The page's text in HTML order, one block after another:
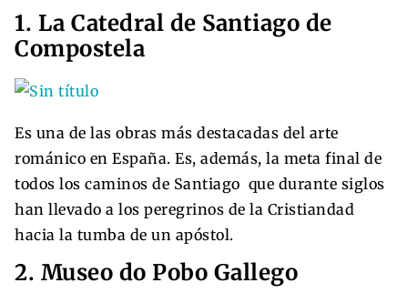
1. La Catedral de Santiago de
Compostela
Es una de las obras más destacadas del arte
románico en España. Es, además, la meta final de
todos los caminos de Santiago que durante siglos
han llevado a los peregrinos de la Cristiandad
hacia la tumba de un apóstol.
2. Museo do Pobo Gallego